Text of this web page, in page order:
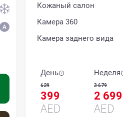
Кожаный салон
Камера 360
Камера заднего вида
День
629
399
AED
Неделя
3 679
2 699
AED